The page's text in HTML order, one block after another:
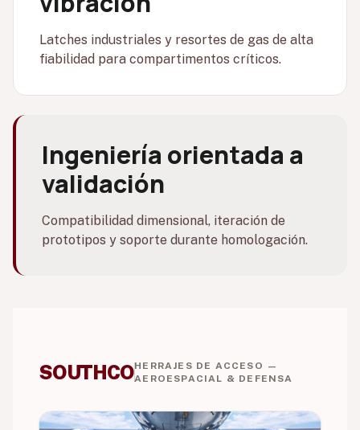
Latches industriales y resortes de gas de alta
fiabilidad para compartimentos críticos.
Ingeniería orientada a
validación
Compatibilidad dimensional, iteración de
prototipos y soporte durante homologación.
SOUTHCOHERRAJES DE ACCESO —
AEROESPACIAL & DEFENSA